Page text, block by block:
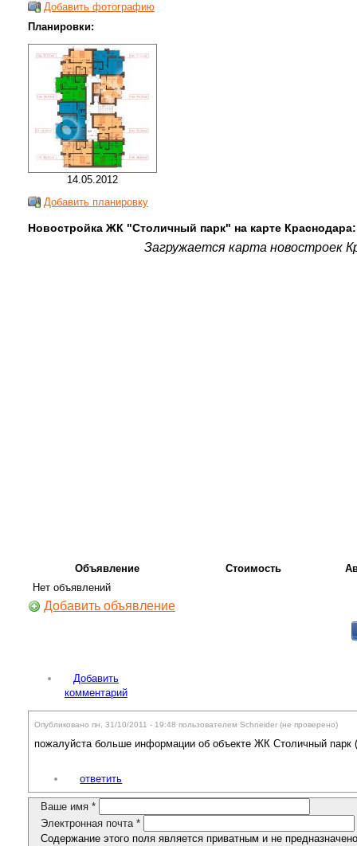
Добавить фотографию
Планировки:
14.05.2012
Добавить планировку
Новостройка ЖК "Столичный парк" на карте Краснодара:
Загружается карта новостроек
Объявление Стоимость
Нет объявлений
Добавить объявление
Добавить
комментарий
Опубликовано пн, 31/10/2011 - 19:48 пользователем Schneider (не проверено)
пожалуйста больше информации об объекте ЖК Столичный парк
ответить
Ваше имя *
Электронная почта *
Содержание этого поля является приватным и не